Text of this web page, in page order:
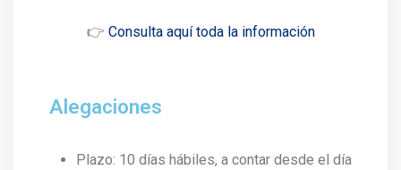
👉 Consulta aquí toda la información
Alegaciones
Plazo: 10 días hábiles, a contar desde el día